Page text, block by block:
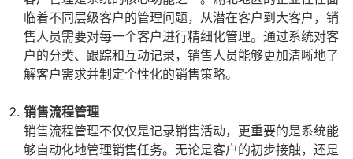
临着不同层级客户的管理问题，从潜在客户到大客户，销
售人员需要对每一个客户进行精细化管理。通过系统对客
户的分类、跟踪和互动记录，销售人员能够更加清晰地了
解客户需求并制定个性化的销售策略。
销售流程管理
销售流程管理不仅仅是记录销售活动，更重要的是系统能
够自动化地管理销售任务。无论是客户的初步接触，还是